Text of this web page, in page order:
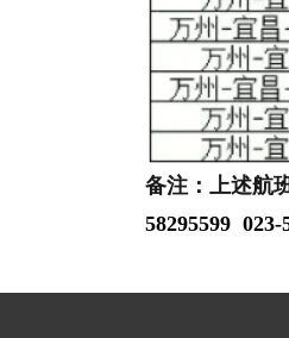
备注：上述航
58295599 023-